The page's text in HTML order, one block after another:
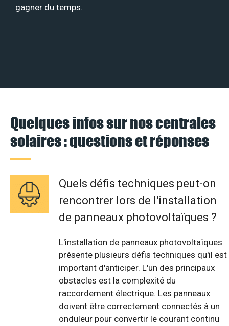
gagner du temps.
Quelques infos sur nos centrales
solaires : questions et réponses
Quels défis techniques peut-on
rencontrer lors de l'installation
de panneaux photovoltaïques ?
L'installation de panneaux photovoltaïques
présente plusieurs défis techniques qu'il est
important d'anticiper. L'un des principaux
obstacles est la complexité du
raccordement électrique. Les panneaux
doivent être correctement connectés à un
onduleur pour convertir le courant continu